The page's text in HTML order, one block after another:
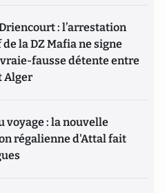
: l’arrestation
de la DZ Mafia ne signe
vraie-fausse détente entre
Alger
voyage : la nouvelle
régalienne d'Attal fait